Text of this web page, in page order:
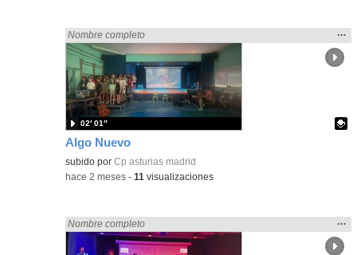
Algo Nuevo
Encontrado «Asturias» en:
Nombre completo
la
…
Contenido educativo.
subido porCp asturias madrid
02′ 01″
-hace 2 meses -11 visualizaciones
Encontrado «Asturias» en:
Nombre completo
la
…